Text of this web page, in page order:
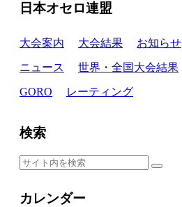
日本オセロ連盟
大会案内 大会結果 お知らせ
ニュース 世界・全国大会結果
GORO レーティング
検索
カレンダー